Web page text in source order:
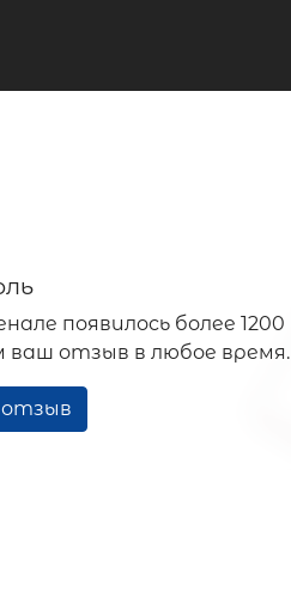
появилось более 1200
ваш отзыв в любое время.